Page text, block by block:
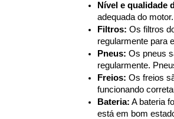
Nível e qualidade
adequada do
Filtros: Os filtros
regularmente para
Pneus: Os pneus
regularmente.
Freios: Os freios
funcionando
Bateria: A bateria
está em bom